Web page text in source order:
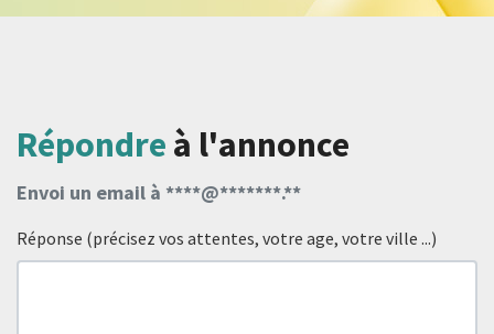
Répondre à l'annonce
Envoi un email à ****@*******.**
Réponse (précisez vos attentes, votre age, votre ville ...)